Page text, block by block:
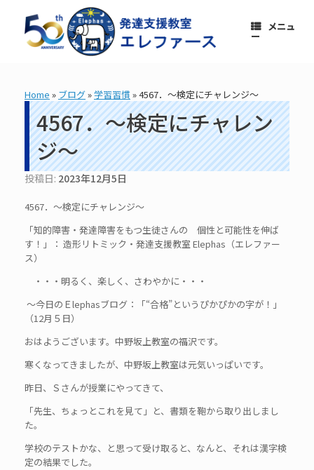
メニュ
ー
Home » ブログ»学習習慣»4567．～検定にチャレンジ～
4567．～検定にチャレン
ジ～
投稿日: 2023年12月5日
4567．～検定にチャレンジ～
「知的障害・発達障害をもつ生徒さんの 個性と可能性を伸ば
す！」： 造形リトミック・発達支援教室 Elephas（エレファー
ス）
・・・明るく、楽しく、さわやかに・・・
～今日のＥlephasブログ：「“合格”というぴかぴかの字が！」
（12月５日）
おはようございます。中野坂上教室の福沢です。
寒くなってきましたが、中野坂上教室は元気いっぱいです。
昨日、Ｓさんが授業にやってきて、
「先生、ちょっとこれを見て」と、書類を鞄から取り出しまし
た。
学校のテストかな、と思って受け取ると、なんと、それは漢字検
定の結果でした。